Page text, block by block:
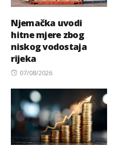
Njemačka uvodi
hitne mjere zbog
niskog vodostaja
rijeka
Posted
07/08/2026